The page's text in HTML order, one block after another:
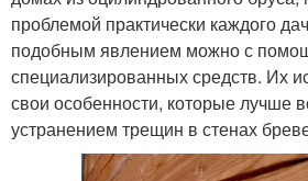
проблемой практически каждого
подобным явлением можно с
специализированных средств. Их
свои особенности, которые лучше
устранением трещин в стенах